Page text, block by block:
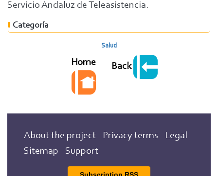
Servicio Andaluz de Teleasistencia.
Categoría
Salud
Home Back
About the project Privacy terms
Legal
Sitemap
Support